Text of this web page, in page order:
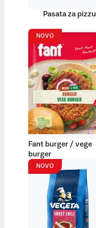
Pasata za pizzu
NOVO
Fant burger / vege
burger
NOVO